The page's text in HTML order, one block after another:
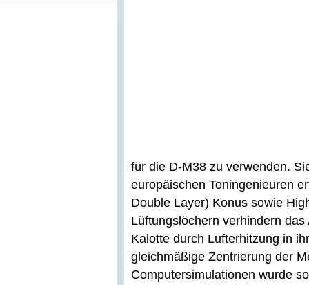
für die D-M38 zu verwenden.
europäischen Toningenieuren
Double Layer) Konus sowie
Lüftungslöchern verhindern
Kalotte durch Lufterhitzung in
gleichmäßige Zentrierung der
Computersimulationen wurde